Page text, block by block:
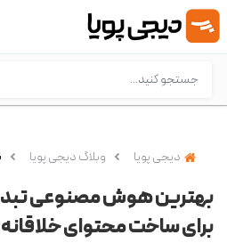
دیجی پویا وبلاگ دیجی پویا
بهترین هوش مصنوعی
برای ساخت محتوای خلاقانه